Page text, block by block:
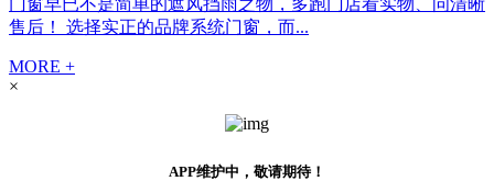
售后！ 选择实正的品牌系统门窗，而...
MORE +
×
APP维护中，敬请期待！